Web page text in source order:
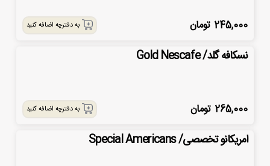
245,000 تومان به دفترچه اضافه کنید
نسکافه گلد/ Gold Nescafe
265,000 تومان به دفترچه اضافه کنید
امریکانو تخصصی/ Special Americans